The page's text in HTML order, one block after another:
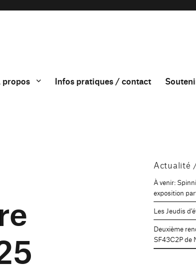
propos Infos pratiques / contact
Actualité
À venir:
exposition
Les Jeudis
Deuxième
SF43C2P de